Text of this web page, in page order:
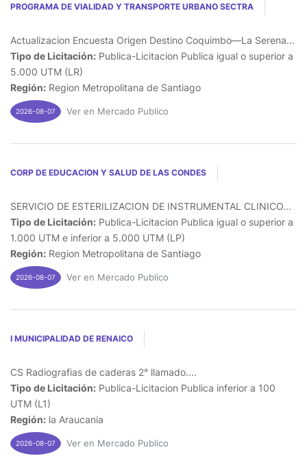
PROGRAMA DE VIALIDAD Y TRANSPORTE URBANO SECTRA
Actualizacion Encuesta Origen Destino Coquimbo—La Serena...
Tipo de Licitación: Publica-Licitacion Publica igual o superior a
5.000 UTM (LR)
Región: Region Metropolitana de Santiago
2026-08-07 Ver en Mercado Publico
CORP DE EDUCACION Y SALUD DE LAS CONDES
SERVICIO DE ESTERILIZACION DE INSTRUMENTAL CLINICO...
Tipo de Licitación: Publica-Licitacion Publica igual o superior a
1.000 UTM e inferior a 5.000 UTM (LP)
Región: Region Metropolitana de Santiago
2026-08-07 Ver en Mercado Publico
I MUNICIPALIDAD DE RENAICO
CS Radiografias de caderas 2° llamado....
Tipo de Licitación: Publica-Licitacion Publica inferior a 100
UTM (L1)
Región: la Araucania
2026-08-07 Ver en Mercado Publico